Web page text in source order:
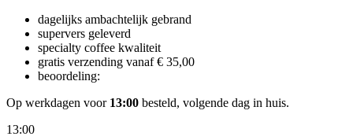
dagelijks ambachtelijk gebrand
supervers geleverd
specialty coffee kwaliteit
gratis verzending vanaf € 35,00
beoordeling:
Op werkdagen voor 13:00 besteld, volgende dag in huis.
13:00